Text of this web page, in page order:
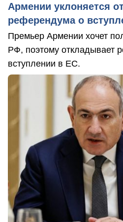
Армении уклоняется
референдума о
Премьер Армении хочет
РФ, поэтому откладывает
вступлении в ЕС.